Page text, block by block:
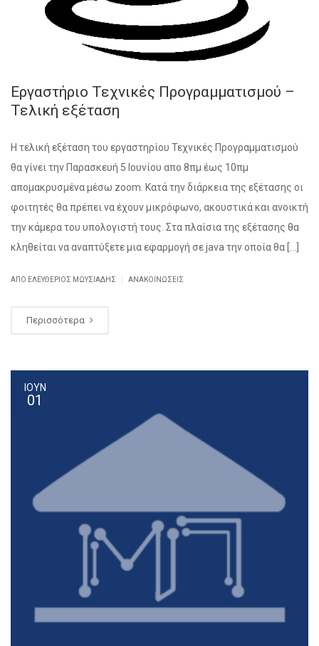
Εργαστήριο Τεχνικές Προγραμματισμού –
Τελική εξέταση
Η τελική εξέταση του εργαστηρίου Τεχνικές Προγραμματισμού
θα γίνει την Παρασκευή 5 Ιουνίου απο 8πμ έως 10πμ
απομακρυσμένα μέσω zoom. Κατά την διάρκεια της εξέτασης οι
φοιτητές θα πρέπει να έχουν μικρόφωνο, ακουστικά και ανοικτή
την κάμερα του υπολογιστή τους. Στα πλαίσια της εξέτασης θα
κληθείται να αναπτύξετε μια εφαρμογή σε java την οποία θα […]
ΑΠΌ ΕΛΕΥΘΈΡΙΟΣ ΜΩΥΣΙΆΔΗΣ ΑΝΑΚΟΙΝΏΣΕΙΣ
Περισσότερα
ΙΟΥΝ
01